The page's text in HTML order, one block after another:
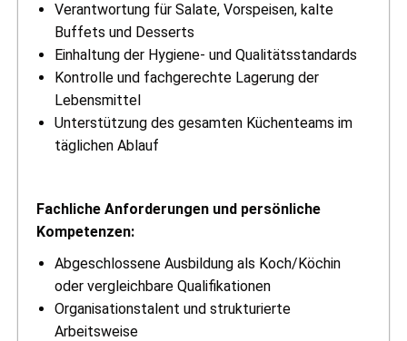
Verantwortung für Salate, Vorspeisen, kalte
Buffets und Desserts
Einhaltung der Hygiene- und Qualitätsstandards
Kontrolle und fachgerechte Lagerung der
Lebensmittel
Unterstützung des gesamten Küchenteams im
täglichen Ablauf
Fachliche Anforderungen und persönliche
Kompetenzen:
Abgeschlossene Ausbildung als Koch/Köchin
oder vergleichbare Qualifikationen
Organisationstalent und strukturierte
Arbeitsweise